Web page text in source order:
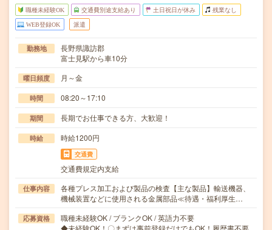
職種未経験OK 交通費別途支給あり 土日祝日が休み 残業なし
WEB登録OK 派遣
勤務地
長野県諏訪郡
富士見駅から車10分
曜日頻度 月～金
時間 08:20～17:10
期間 長期でお仕事できる方、大歓迎！
時給 時給1200円
交通費
交通費規定内支給
仕事内容
各種プレス加工および製品の検査【主な製品】輸送機器、
機械装置などに使用される金属部品≪待遇・福利厚生…
応募資格
職種未経験OK / ブランクOK / 英語力不要
◆未経験OK！〇まずは事前登録だけでもOK！履歴書不要